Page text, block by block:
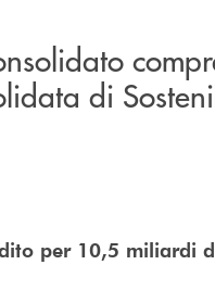
di
per 10,5 miliardi